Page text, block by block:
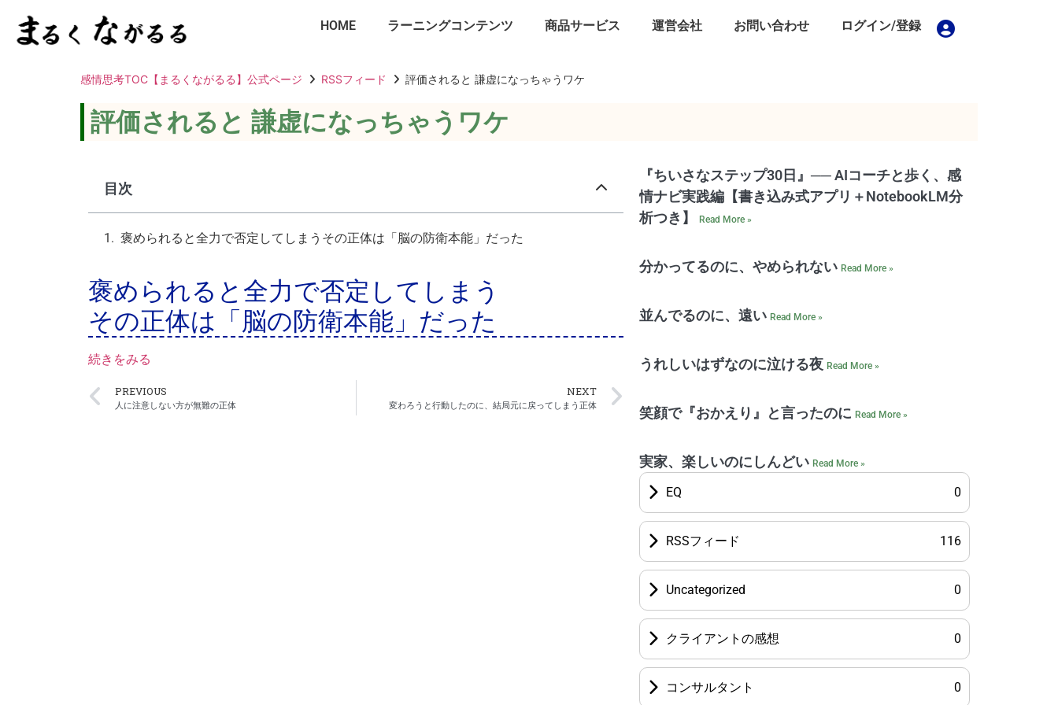
HOME ラーニングコンテンツ 商品サービス 運営会社 お問い合わせ ログイン/登録
感情思考TOC【まるくながるる】公式ページ RSSフィード 評価されると 謙虚になっちゃうワケ
評価されると 謙虚になっちゃうワケ
目次
褒められると全力で否定してしまうその正体は「脳の防衛本能」だった
褒められると全力で否定してしまう
その正体は「脳の防衛本能」だった
続きをみる
PREVIOUS
人に注意しない方が無難の正体
NEXT
変わろうと行動したのに、結局元に戻ってしまう正体
『ちいさなステップ30日』── AIコーチと歩く、感
情ナビ実践編【書き込み式アプリ＋NotebookLM分
析つき】Read More »
分かってるのに、やめられないRead More »
並んでるのに、遠いRead More »
うれしいはずなのに泣ける夜Read More »
笑顔で『おかえり』と言ったのにRead More »
実家、楽しいのにしんどいRead More »
EQ 0
RSSフィード 116
Uncategorized 0
クライアントの感想 0
コンサルタント 0